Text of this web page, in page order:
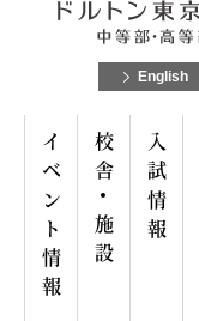
English
入試情報
校舎
施設
イベント情報